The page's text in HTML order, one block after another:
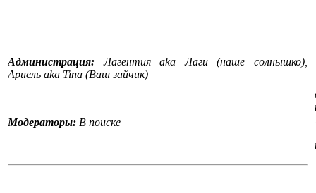
Администрация:
Лагентия aka Лаги (наше солнышко),
Ариель aka Tina (Ваш зайчик)
Модераторы: В поиске